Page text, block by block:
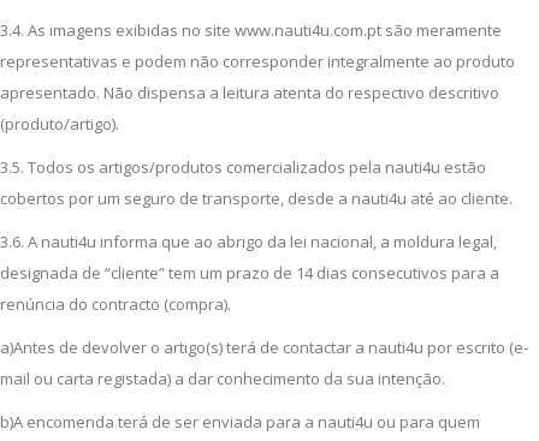
3.4. As imagens exibidas no site www.nauti4u.com.pt são meramente
representativas e podem não corresponder integralmente ao produto
apresentado. Não dispensa a leitura atenta do respectivo descritivo
(produto/artigo).
3.5. Todos os artigos/produtos comercializados pela nauti4u estão
cobertos por um seguro de transporte, desde a nauti4u até ao cliente.
3.6. A nauti4u informa que ao abrigo da lei nacional, a moldura legal,
designada de “cliente” tem um prazo de 14 dias consecutivos para a
renúncia do contracto (compra).
a)Antes de devolver o artigo(s) terá de contactar a nauti4u por escrito (e-
mail ou carta registada) a dar conhecimento da sua intenção.
b)A encomenda terá de ser enviada para a nauti4u ou para quem